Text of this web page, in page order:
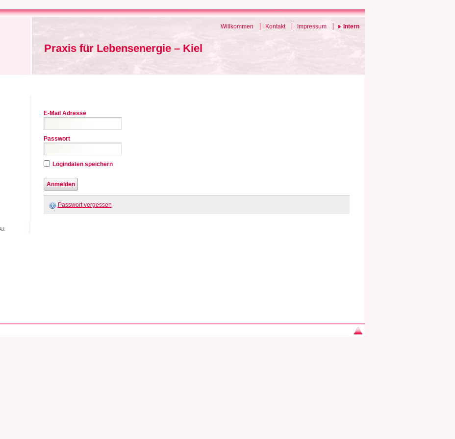
Praxis für Lebensenergie – Kiel
Willkommen Kontakt Impressum Intern
E-Mail Adresse
Passwort
Logindaten speichern
Passwort vergessen